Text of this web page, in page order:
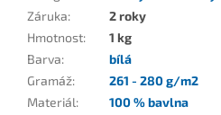
Záruka:
2 roky
Hmotnost:
1 kg
Barva:
bílá
Gramáž:
261 - 280 g/m2
Materiál:
100 % bavlna